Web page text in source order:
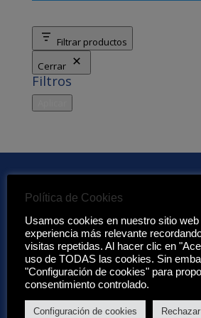
Filtrar productos
Cerrar
Filtros
Enlaces de
Acerca de
Condiciones de
Política de Cookies
Usamos cookies en nuestro sitio web
experiencia más relevante
visitas repetidas. Al hacer clic en
uso de TODAS las cookies. Sin
"Configuración de cookies" para
consentimiento controlado.
Configuración de cookies